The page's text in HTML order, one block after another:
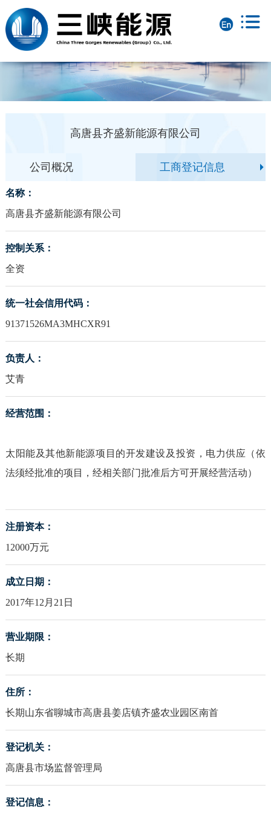
高唐县齐盛新能源有限公司
公司概况 工商登记信息
名称：
高唐县齐盛新能源有限公司
控制关系：
全资
统一社会信用代码：
91371526MA3MHCXR91
负责人：
艾青
经营范围：
太阳能及其他新能源项目的开发建设及投资，电力供应（依
法须经批准的项目，经相关部门批准后方可开展经营活动）
注册资本：
12000万元
成立日期：
2017年12月21日
营业期限：
长期
住所：
长期山东省聊城市高唐县姜店镇齐盛农业园区南首
登记机关：
高唐县市场监督管理局
登记信息：